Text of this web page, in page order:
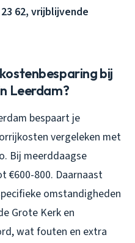
62, vrijblijvende
bij
Leerdam?
bespaart je
vergeleken met
Bij meerddaagse
€600-800. Daarnaast
omstandigheden
Grote Kerk en
wat fouten en extra